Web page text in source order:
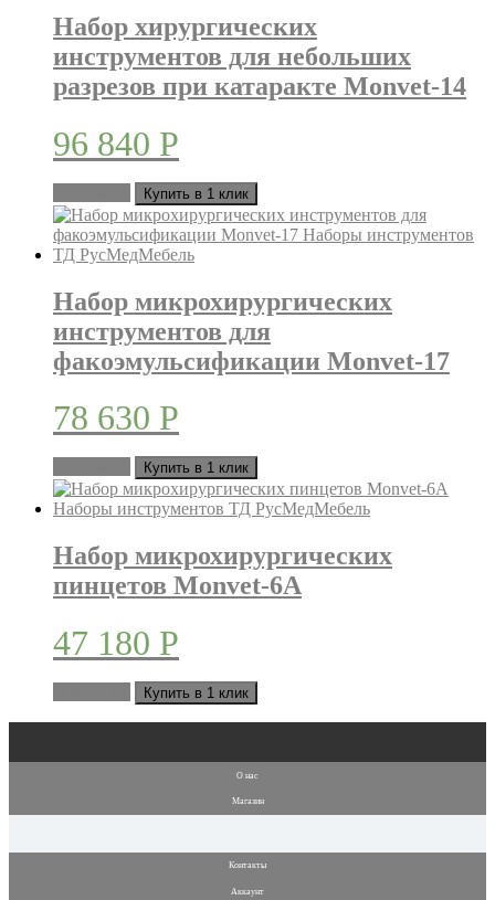
Набор хирургических
инструментов для небольших
разрезов при катаракте Monvet-14
96 840 Р
Купить в 1 клик
Набор микрохирургических
инструментов для
факоэмульсификации Monvet-17
78 630 Р
Купить в 1 клик
Набор микрохирургических
пинцетов Monvet-6A
47 180 Р
Купить в 1 клик
О нас
Магазин
Контакты
Аккаунт